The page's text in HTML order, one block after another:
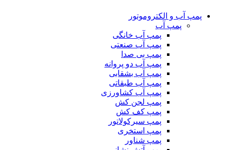
پمپ آب و الکتروموتور
پمپ آب
پمپ آب خانگی
پمپ آب صنعتی
پمپ بی صدا
پمپ آب دو پروانه
پمپ آب بشقابی
پمپ آب طبقاتی
پمپ آب کشاورزی
پمپ لجن کش
پمپ کف کش
پمپ سیرکولاتور
پمپ استخری
پمپ شناور